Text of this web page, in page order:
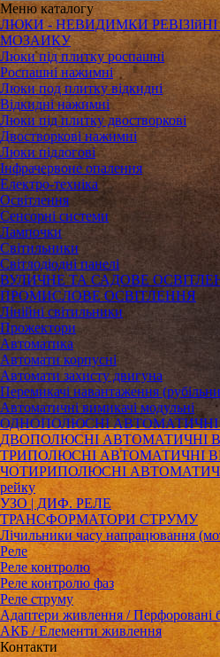
Менюкаталогу
ЛЮКИ - НЕВИДИМКИ
МОЗАИКУ
Люки під плитку роспашні
Роспашні нажимні
Люки под плитку відкидні
Відкидні нажимні
Люки під плитку двостворкові
Двостворкові нажимні
Люки підлогові
Інфрачервоне опалення
Електро-техніка
Освітлення
Сенсорні системи
Лампочки
Світильники
Світлодіодні панелі
ВУЛИЧНЕ ТА САДОВЕ
ПРОМИСЛОВЕ ОСВІТЛЕННЯ
Лінійні світильники
Прожектори
Автоматика
Автомати корпусні
Автомати захисту двигуна
Перемикачі навантаження
Автоматичні вимикачі модульні
ОДНОПОЛЮСНІ АВТОМАТИЧНІ
ДВОПОЛЮСНІ АВТОМАТИЧНІ
ТРИПОЛЮСНІ АВТОМАТИЧНІ
ЧОТИРИПОЛЮСНІ
рейку
УЗО | ДИФ. РЕЛЕ
ТРАНСФОРМАТОРИ СТРУМУ
Лічильники часу напрацювання
Реле
Реле контролю
Реле контролю фаз
Реле струму
Адаптери живлення / Перфоровані
АКБ / Елементи живлення
Контакти